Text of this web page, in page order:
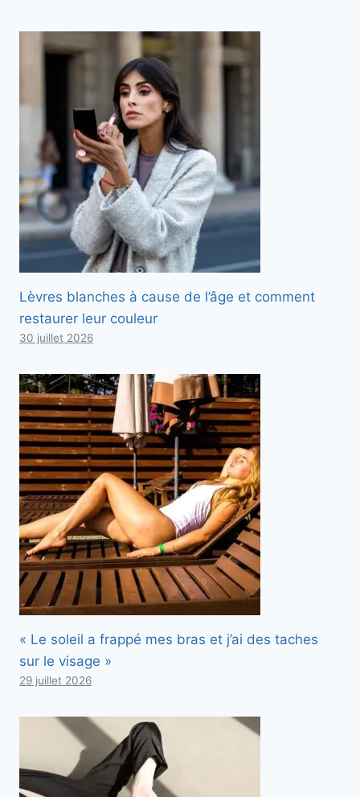
Lèvres blanches à cause de l’âge et comment
restaurer leur couleur
30 juillet 2026
« Le soleil a frappé mes bras et j’ai des taches
sur le visage »
29 juillet 2026